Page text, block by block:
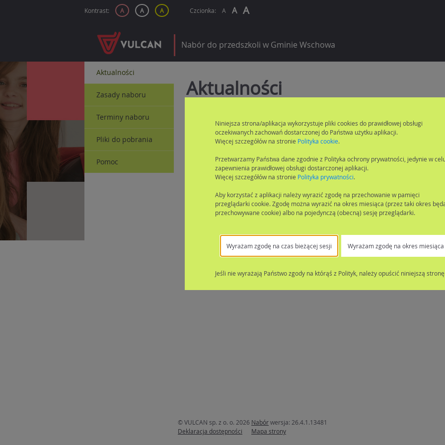
Kontrast: A A A Czcionka: A A A
Nabór do przedszkoli w Gminie Wschowa
Aktualności
Zasady naboru
Terminy naboru
Pliki do pobrania
Pomoc
Aktualności
Niniejsza strona/aplikacja wykorzystuje pliki cookies do prawidłowej obsługi
oczekiwanych zachowań dostarczonej do Państwa użytku aplikacji.
Więcej szczegółów na stronie Polityka cookie.
Przetwarzamy Państwa dane zgodnie z Polityka ochrony prywatności, jedynie w
zapewnienia prawidłowej obsługi dostarczonej aplikacji.
Więcej szczegółów na stronie Polityka prywatności.
Aby korzystać z aplikacji należy wyrazić zgodę na przechowanie w pamięci
przeglądarki cookie. Zgodę można wyrazić na okres miesiąca (przez taki okres
przechowywane cookie) albo na pojedynczą (obecną) sesję przeglądarki.
Wyrażam zgodę na czas bieżącej sesji Wyrażam zgodę na okres miesiąca
Jeśli nie wyrażają Państwo zgody na którąś z Polityk, należy opuścić niniejszą
© VULCAN sp. z o. o. 2026 Nabórwersja: 26.4.1.13481
Deklaracja dostępności
Mapa strony